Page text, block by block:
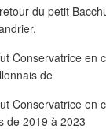
du petit